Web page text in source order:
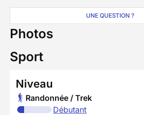
UNE QUESTION ?
Photos
Sport
Niveau
Randonnée / Trek
Débutant